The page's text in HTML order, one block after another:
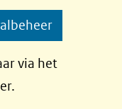
via het